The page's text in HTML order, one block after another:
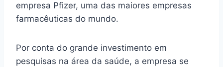
empresa Pfizer, uma das maiores empresas
farmacêuticas do mundo.
Por conta do grande investimento em
pesquisas na área da saúde, a empresa se